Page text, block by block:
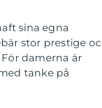
sina egna
stor prestige
damerna är
tanke på